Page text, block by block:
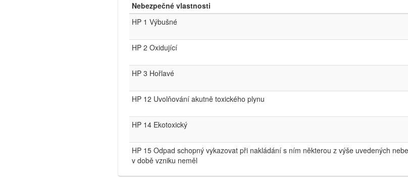
Nebezpečné vlastnosti
HP 1 Výbušné
HP 2 Oxidující
HP 3 Hořlavé
HP 12 Uvolňování akutně toxického plynu
HP 14 Ekotoxický
HP 15 Odpad schopný vykazovat při nakládání s ním některou z výše uvedených
v době vzniku neměl